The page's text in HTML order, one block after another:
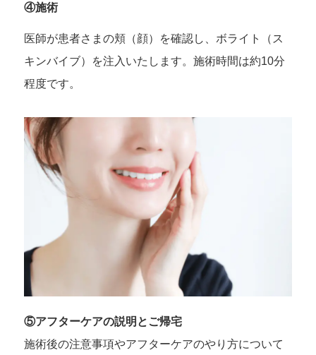
④施術
医師が患者さまの頬（顔）を確認し、ボライト（ス
キンバイブ）を注入いたします。施術時間は約10分
程度です。
⑤アフターケアの説明とご帰宅
施術後の注意事項やアフターケアのやり方について